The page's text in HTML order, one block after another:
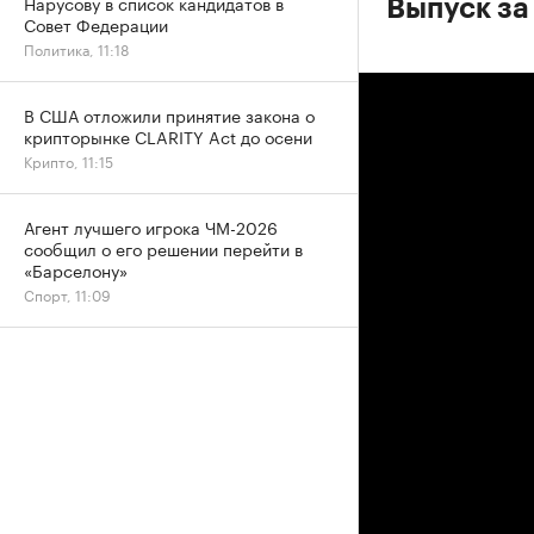
Выпуск
Совет Федерации
Политика, 11:18
В США отложили принятие закона о
крипторынке CLARITY Act до осени
Крипто, 11:15
Агент лучшего игрока ЧМ-2026
сообщил о его решении перейти в
«Барселону»
Спорт, 11:09